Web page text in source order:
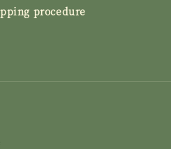
procedure